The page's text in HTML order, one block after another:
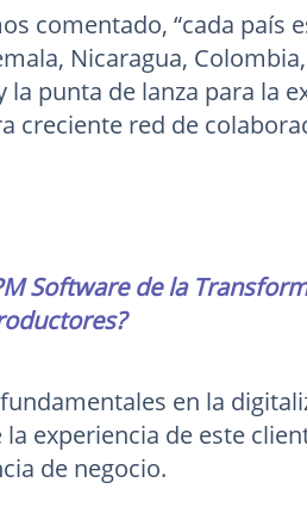
comentado, “cada país
Nicaragua,
la punta de lanza para la
creciente red de
Software de la
en la
experiencia de este
de negocio.